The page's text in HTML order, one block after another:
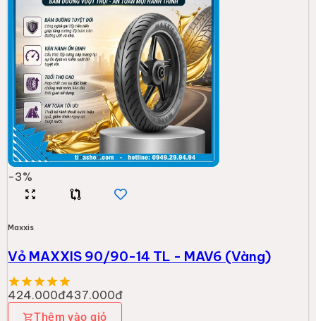
-3%
Maxxis
Vỏ MAXXIS 90/90-14 TL - MAV6 (Vàng)
424.000đ437.000đ
Thêm vào giỏ